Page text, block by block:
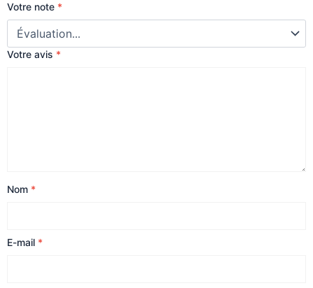
Votre note *
Votre avis *
Nom *
E-mail *